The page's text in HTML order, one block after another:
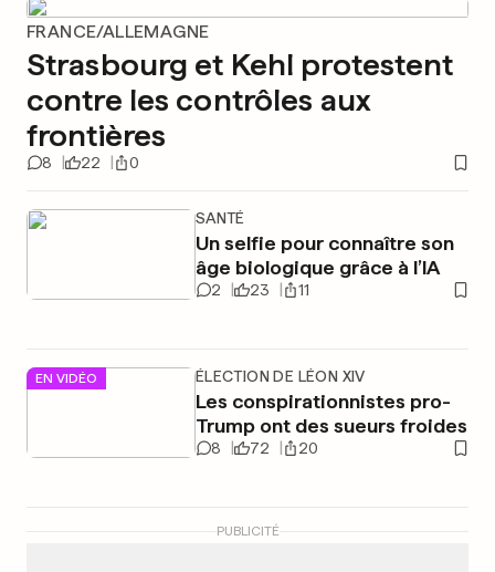
FRANCE/ALLEMAGNE
Strasbourg et Kehl protestent
contre les contrôles aux
frontières
8 22 0
SANTÉ
Un selfie pour connaître son
âge biologique grâce à l’IA
2 23 11
EN VIDÉO ÉLECTION DE LÉON XIV
Les conspirationnistes pro-
Trump ont des sueurs froides
8 72 20
PUBLICITÉ